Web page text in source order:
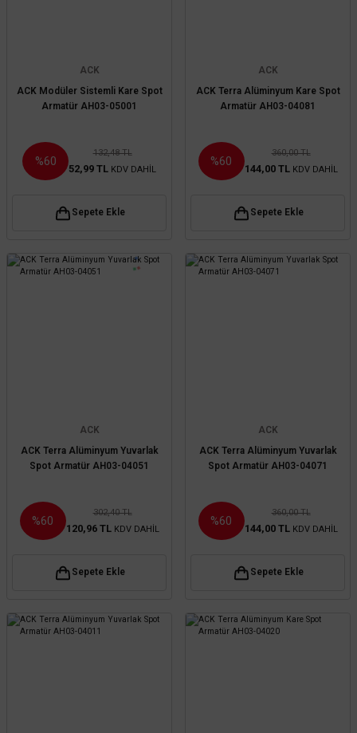
ACK
ACK Modüler Sistemli Kare Spot
Armatür AH03-05001
%60
132,48 TL
52,99 TL KDV DAHİL
Sepete Ekle
ACK
ACK Terra Alüminyum Kare Spot
Armatür AH03-04081
%60
360,00 TL
144,00 TL KDV DAHİL
Sepete Ekle
ACK
ACK Terra Alüminyum Yuvarlak
Spot Armatür AH03-04051
%60
302,40 TL
120,96 TL KDV DAHİL
Sepete Ekle
ACK
ACK Terra Alüminyum Yuvarlak
Spot Armatür AH03-04071
%60
360,00 TL
144,00 TL KDV DAHİL
Sepete Ekle